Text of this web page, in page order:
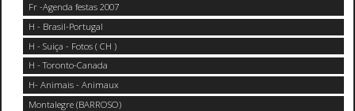
Fr -Agenda festas 2007
H - Brasil-Portugal
H - Suiça - Fotos ( CH )
H - Toronto-Canada
H- Animais - Animaux
Montalegre (BARROSO)